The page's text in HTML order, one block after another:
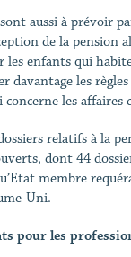
aussi à prévoir
de la pension
les enfants qui
davantage les règles
concerne les affaires
relatifs à la
dont 44
membre
Uni.
pour les